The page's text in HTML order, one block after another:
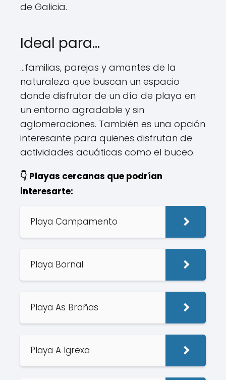
de Galicia.
Ideal para...
...familias, parejas y amantes de la
naturaleza que buscan un espacio
donde disfrutar de un día de playa en
un entorno agradable y sin
aglomeraciones. También es una opción
interesante para quienes disfrutan de
actividades acuáticas como el buceo.
👇 Playas cercanas que podrían
interesarte:
Playa Campamento
Playa Bornal
Playa As Brañas
Playa A Igrexa